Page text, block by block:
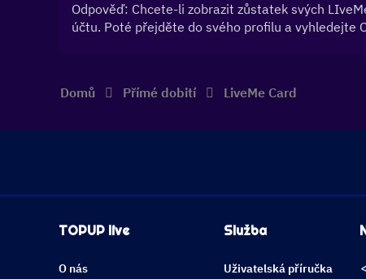
Odpověď: Chcete-li zobrazit zůstatek svých
účtu. Poté přejděte do svého profilu a vyhledejte
Domů Přímé dobití LiveMe Card
TOPUP live
O nás
Služba
Uživatelská příručka